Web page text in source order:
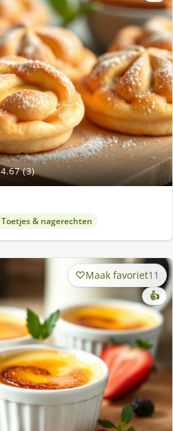
4.67 (3)
Toetjes & nagerechten
Maak favoriet11
👍